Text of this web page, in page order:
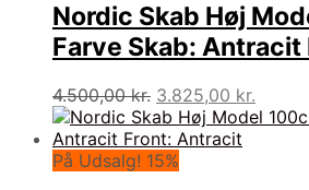
Nordic Skab Høj
Farve Skab: Antracit
4.500,00kr. Den
oprindelige
pris
var:
3.825,00 kr.
På Udsalg! 15%